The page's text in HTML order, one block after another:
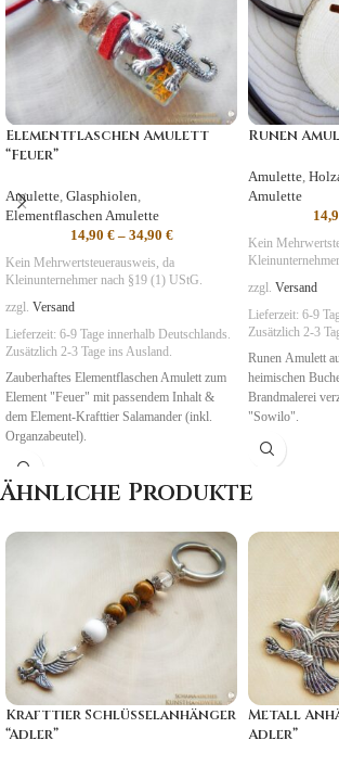
Elementflaschen Amulett
“Feuer”
Amulette Glasphiolen
Elementflaschen Amulette
14,90 €– 34,90 €
Kein Mehrwertsteuerausweis, da
Kleinunternehmer nach §19 (1) UStG.
zzgl. Versand
Lieferzeit: 6-9 Tage innerhalb Deutschlands.
Zusätzlich 2-3 Tage ins Ausland.
Zauberhaftes Elementflaschen Amulett zum
Element "Feuer" mit passendem Inhalt &
dem Element-Krafttier Salamander (inkl.
Organzabeutel).
Runen
Amulette
Amulette
Kein
zzgl. Versand
Lieferzeit: 6-9
Zusätzlich 2-3
Runen Amulett
heimischen
Brandmalerei
"Sowilo".
Symbolik
Ähnliche Produkte
Krafttier Schlüsselanhänger
“Adler”
Metall
Adler”